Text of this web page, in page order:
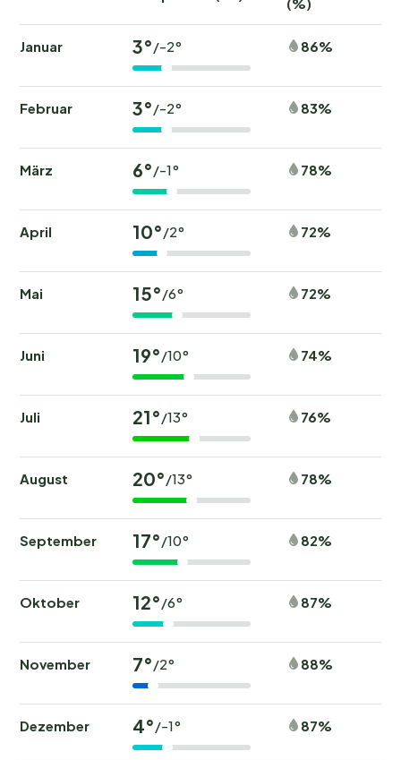
Januar 3°/-2° 86%
Februar 3°/-2° 83%
März 6°/-1° 78%
April 10°/2° 72%
Mai 15°/6° 72%
Juni 19°/10° 74%
Juli 21°/13° 76%
August 20°/13° 78%
September 17°/10° 82%
Oktober 12°/6° 87%
November 7°/2° 88%
Dezember 4°/-1° 87%